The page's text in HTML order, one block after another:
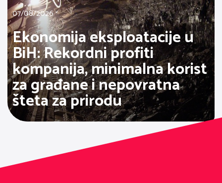
07/08/2026
Ekonomija eksploatacije u
BiH: Rekordni profiti
kompanija, minimalna korist
za građane i nepovratna
šteta za prirodu